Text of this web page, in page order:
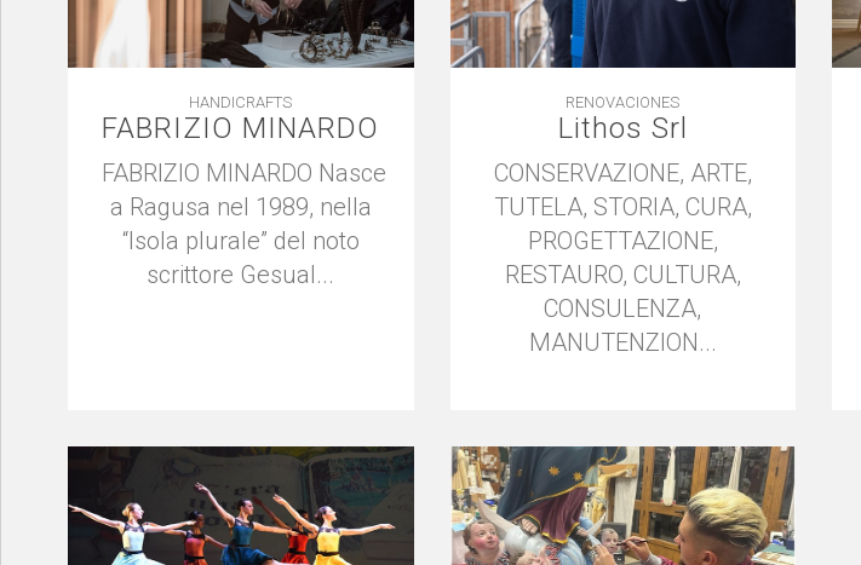
HANDICRAFTS
FABRIZIO MINARDO
FABRIZIO MINARDO Nasce
a Ragusa nel 1989, nella
“Isola plurale” del noto
scrittore Gesual...
RENOVACIONES
Lithos Srl
CONSERVAZIONE, ARTE,
TUTELA, STORIA, CURA,
PROGETTAZIONE,
RESTAURO, CULTURA,
CONSULENZA,
MANUTENZION...